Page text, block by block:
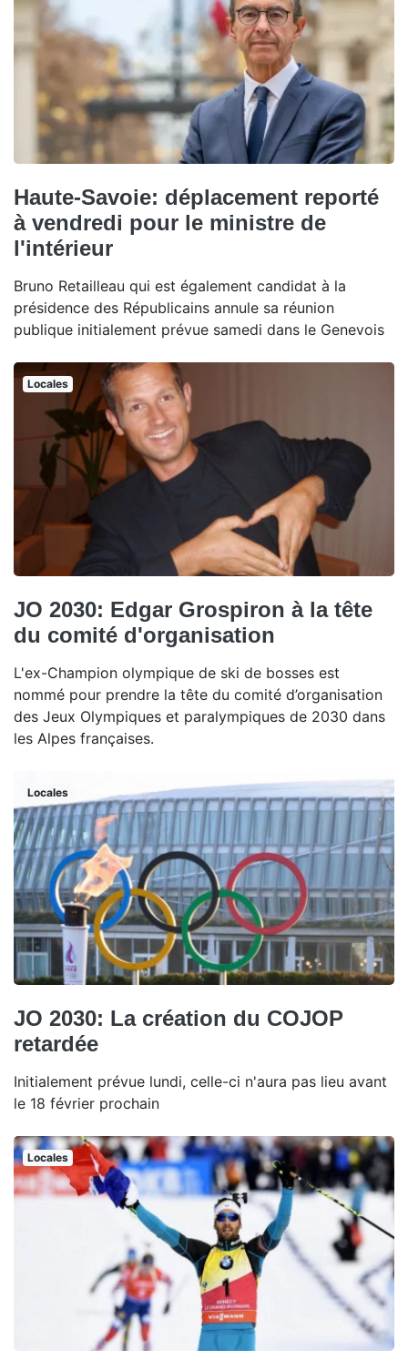
Haute-Savoie: déplacement reporté
à vendredi pour le ministre de
l'intérieur
Bruno Retailleau qui est également candidat à la
présidence des Républicains annule sa réunion
publique initialement prévue samedi dans le Genevois
Locales
JO 2030: Edgar Grospiron à la tête
du comité d'organisation
L'ex-Champion olympique de ski de bosses est
nommé pour prendre la tête du comité d’organisation
des Jeux Olympiques et paralympiques de 2030 dans
les Alpes françaises.
Locales
JO 2030: La création du COJOP
retardée
Initialement prévue lundi, celle-ci n'aura pas lieu avant
le 18 février prochain
Locales